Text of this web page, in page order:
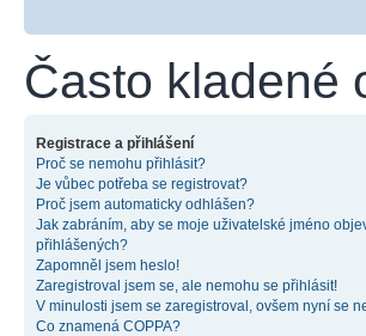
Často kladené
Registrace a přihlášení
Proč se nemohu přihlásit?
Je vůbec potřeba se registrovat?
Proč jsem automaticky odhlášen?
Jak zabráním, aby se moje uživatelské jméno
přihlášených?
Zapomněl jsem heslo!
Zaregistroval jsem se, ale nemohu se přihlásit!
V minulosti jsem se zaregistroval, ovšem nyní se
Co znamená COPPA?